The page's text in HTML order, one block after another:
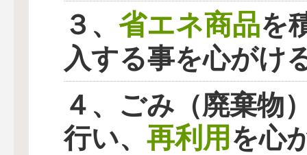
３、 省エネ商品を
入する事を心がけ
４、ごみ（廃棄物
行い、 再利用を心